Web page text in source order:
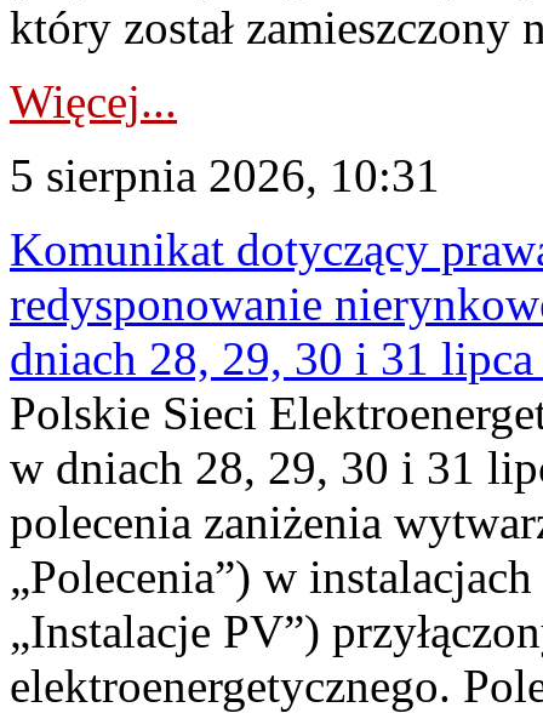
który został zamieszczony
Więcej...
5 sierpnia 2026, 10:31
Komunikat dotyczący
redysponowanie
dniach 28, 29, 30 i 31
Polskie Sieci
w dniach 28, 29, 30 i 31
polecenia zaniżenia
„Polecenia”) w
„Instalacje PV”)
elektroenergetycznego.